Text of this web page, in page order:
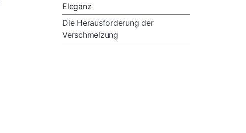
Eleganz
Die Herausforderung der
Verschmelzung